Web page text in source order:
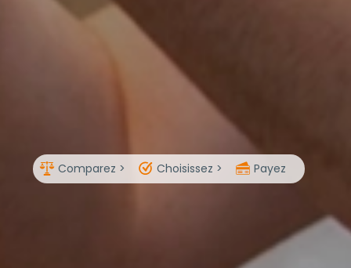
Comparez > Choisissez > Payez